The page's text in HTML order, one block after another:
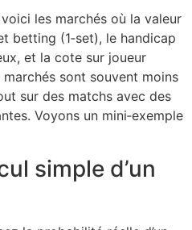
les marchés où la valeur
betting (1‑set), le handicap
et la cote sur joueur
sont souvent moins
sur des matchs avec des
Voyons un mini‑exemple
simple d’un